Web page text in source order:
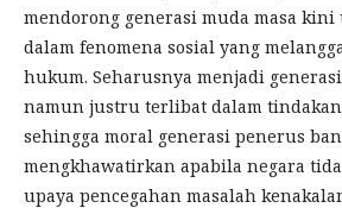
mendorong generasi muda masa
dalam fenomena sosial yang
hukum. Seharusnya menjadi
namun justru terlibat dalam
sehingga moral generasi penerus
mengkhawatirkan apabila negara
upaya pencegahan masalah